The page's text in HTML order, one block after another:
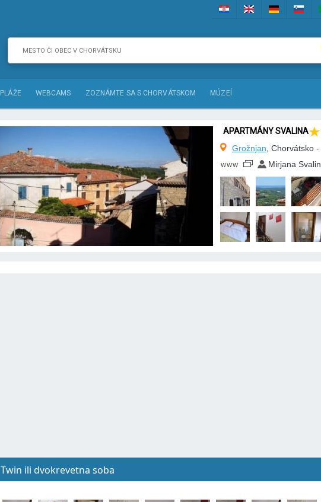
PLÁŽE WEBCAMS ZOZNÁMTE SA S CHORVÁTSKOM MÚZEÍ
APARTMÁNY SVALINA
Grožnjan , Chorvátsko -
Mirjana
Twin ili dvokrevetna soba